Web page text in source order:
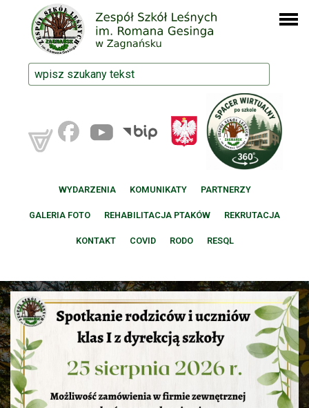
WYDARZENIA KOMUNIKATY PARTNERZY
GALERIA FOTO REHABILITACJA PTAKÓW REKRUTACJA
KONTAKT COVID RODO RESQL